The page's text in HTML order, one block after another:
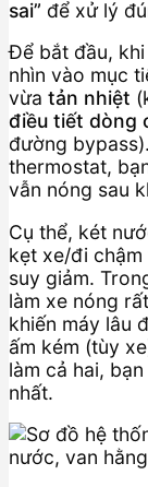
sai” để xử lý
Để bắt đầu, khi
nhìn vào mục
vừa tản nhiệt
điều tiết dòng
đường
thermostat,
vẫn nóng sau
Cụ thể, két
kẹt xe/đi
suy giảm.
làm xe nóng
khiến máy lâu
ấm kém (tùy
làm cả hai,
nhất.